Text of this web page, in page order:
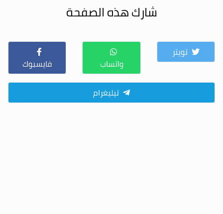
شارك هذه الصفحة
تويتر
واتساب
فايسبوك
تيليغرام